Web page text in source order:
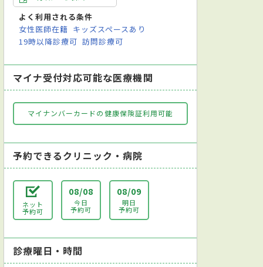
よく利用される条件
女性医師在籍 キッズスペースあり
19時以降診療可 訪問診療可
マイナ受付対応可能な医療機関
マイナンバーカードの健康保険証利用可能
予約できるクリニック・病院
ネット
予約可
08/08
今日
予約可
08/09
明日
予約可
診療曜日・時間